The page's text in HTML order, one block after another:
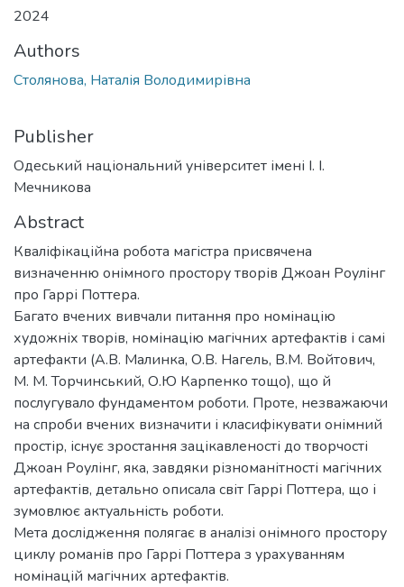
2024
Authors
Столянова, Наталія Володимирівна
Publisher
Одеський національний університет імені І. І.
Мечникова
Abstract
Кваліфікаційна робота магістра присвячена
визначенню онімного простору творів Джоан Роулінг
про Гаррі Поттера.
Багато вчених вивчали питання про номінацію
художніх творів, номінацію магічних артефактів і самі
артефакти (А.В. Малинка, О.В. Нагель, В.М. Войтович,
М. М. Торчинський, О.Ю Карпенко тощо), що й
послугувало фундаментом роботи. Проте, незважаючи
на спроби вчених визначити і класифікувати онімний
простір, існує зростання зацікавленості до творчості
Джоан Роулінг, яка, завдяки різноманітності магічних
артефактів, детально описала світ Гаррі Поттера, що і
зумовлює актуальність роботи.
Мета дослідження полягає в аналізі онімного простору
циклу романів про Гаррі Поттера з урахуванням
номінацій магічних артефактів.